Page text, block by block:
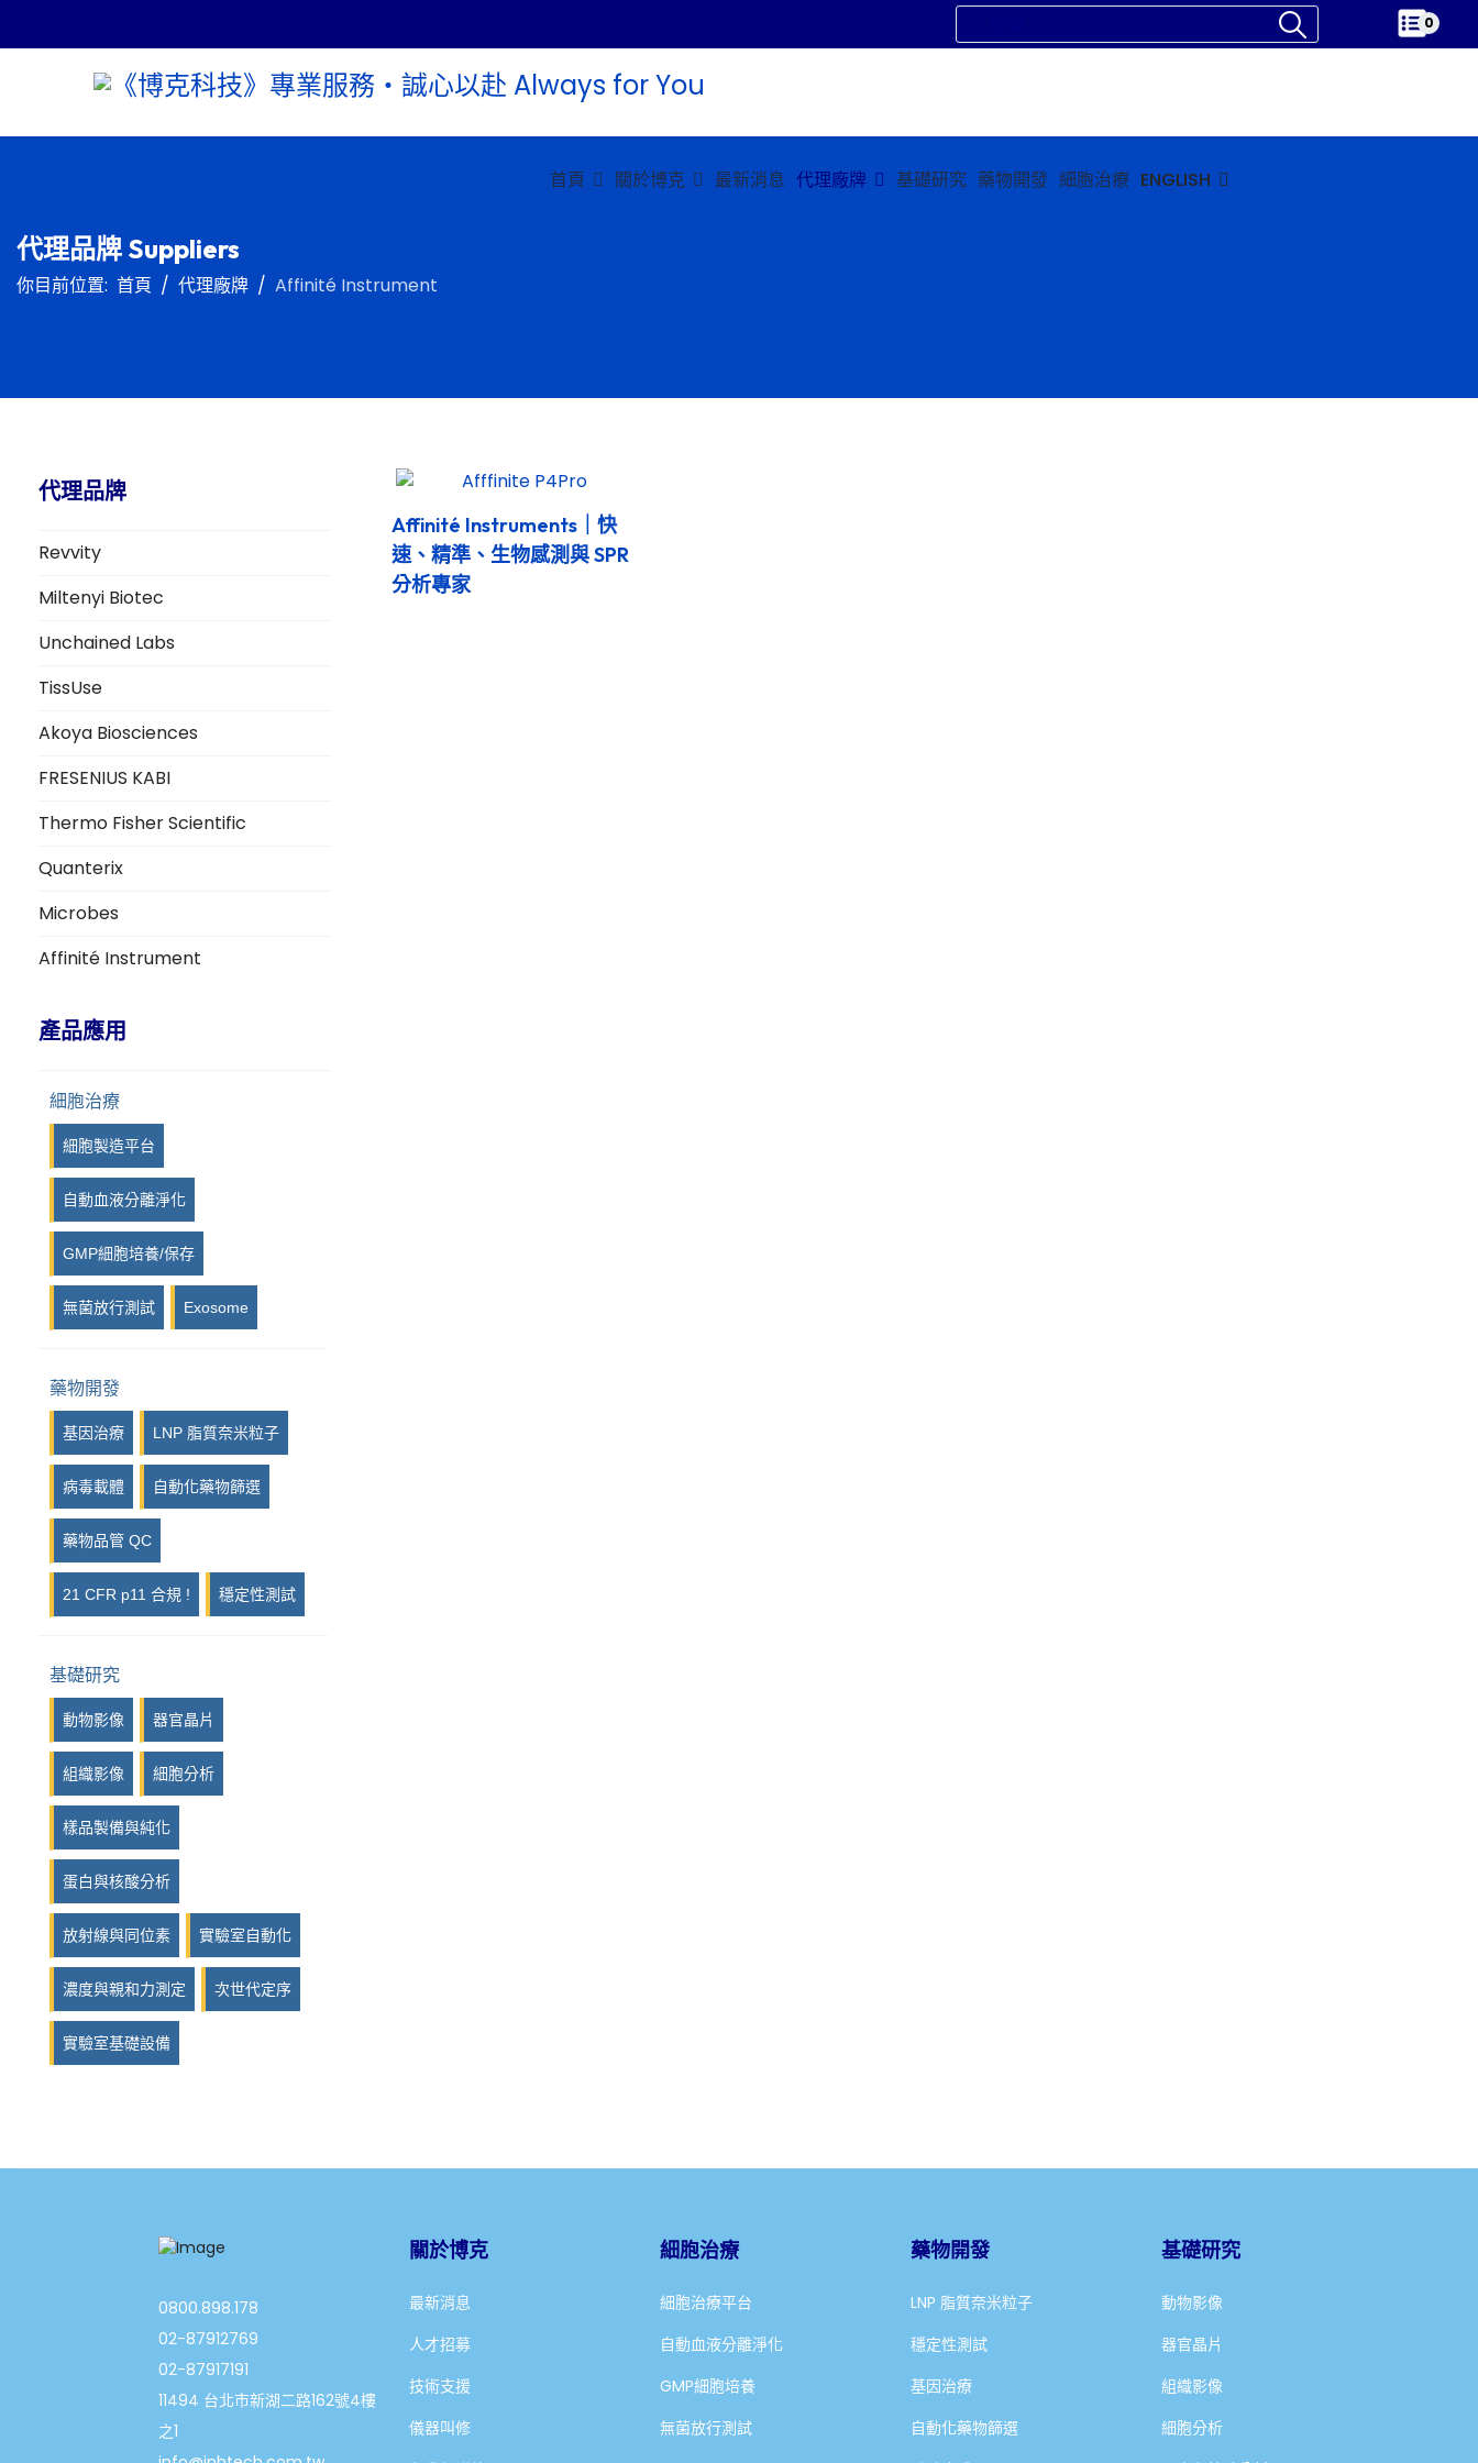
0
首頁 關於博克 最新消息 代理廠牌 基礎研究 藥物開發 細胞治療 ENGLISH
代理品牌 Suppliers
你目前位置: 首頁 代理廠牌 Affinité Instrument
代理品牌
Revvity
Miltenyi Biotec
Unchained Labs
TissUse
Akoya Biosciences
FRESENIUS KABI
Thermo Fisher Scientific
Quanterix
Microbes
Affinité Instrument
GmbH
iPRASENSE
Viscover
Photon etc
Kurabo
Syngene
LuminiCell
Eraly & Associés
14Culp
產品應用
細胞治療
細胞製造平台
自動血液分離淨化
GMP細胞培養/保存
無菌放行測試 Exosome
藥物開發
基因治療 LNP 脂質奈米粒子
病毒載體 自動化藥物篩選
藥物品管 QC
21 CFR p11 合規 ! 穩定性測試
基礎研究
動物影像 器官晶片
組織影像 細胞分析
樣品製備與純化
蛋白與核酸分析
放射線與同位素 實驗室自動化
濃度與親和力測定 次世代定序
實驗室基礎設備
Affinité Instruments｜快
速、精準、生物感測與 SPR
分析專家
0800.898.178
02-87912769
02-87917191
11494 台北市新湖二路162號4樓
之1
關於博克
最新消息
人才招募
技術支援
儀器叫修
細胞治療
細胞治療平台
自動血液分離淨化
GMP細胞培養
無菌放行測試
藥物開發
LNP 脂質奈米粒子
穩定性測試
基因治療
自動化藥物篩選
基礎研究
動物影像
器官晶片
組織影像
細胞分析